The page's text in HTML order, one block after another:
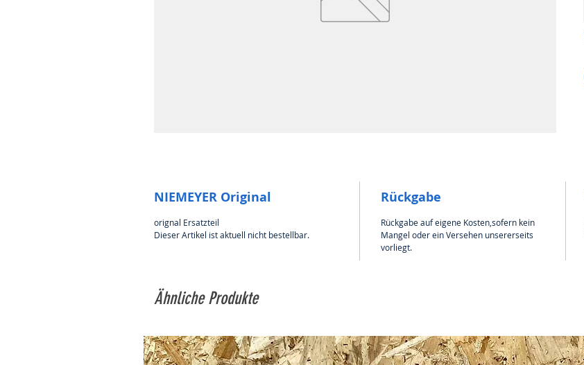
NIEMEYER Original
orignal Ersatzteil
Dieser Artikel ist aktuell nicht bestellbar.
Rückgabe
Rückgabe auf eigene Kosten,sofern kein
Mangel oder ein Versehen unsererseits
vorliegt.
Ähnliche Produkte